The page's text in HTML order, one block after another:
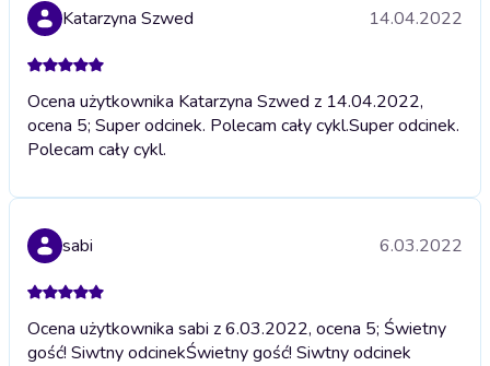
Katarzyna Szwed 14.04.2022
Ocena użytkownika Katarzyna Szwed z 14.04.2022,
ocena 5; Super odcinek. Polecam cały cykl.Super odcinek.
Polecam cały cykl.
sabi 6.03.2022
Ocena użytkownika sabi z 6.03.2022, ocena 5; Świetny
gość! Siwtny odcinekŚwietny gość! Siwtny odcinek